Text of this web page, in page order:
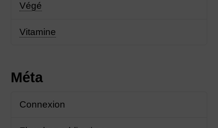
Végé
Vitamine
Méta
Connexion